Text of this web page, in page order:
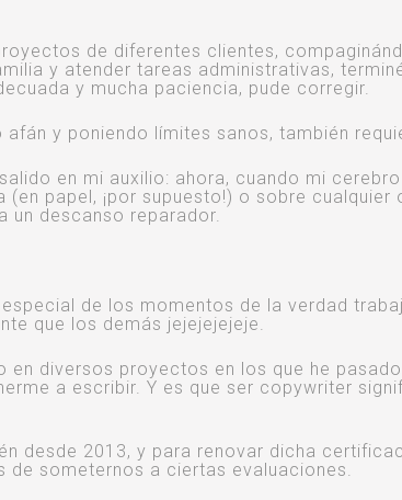
de diferentes clientes,
y atender tareas administrativas,
y mucha paciencia, pude corregir.
y poniendo límites sanos, también
en mi auxilio: ahora, cuando mi
papel, ¡por supuesto!) o sobre cualquier
un descanso reparador.
de los momentos de la verdad
que los demás jejejejejeje.
diversos proyectos en los que he
a escribir. Y es que ser copywriter
desde 2013, y para renovar dicha
de someternos a ciertas evaluaciones.